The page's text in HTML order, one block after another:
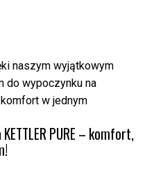
naszym wyjątkowym
do wypoczynku na
w jednym
PURE – komfort,